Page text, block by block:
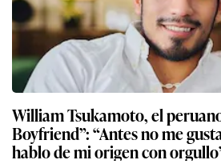
William Tsukamoto, el
Boyfriend”: “Antes no me
hablo de mi origen con